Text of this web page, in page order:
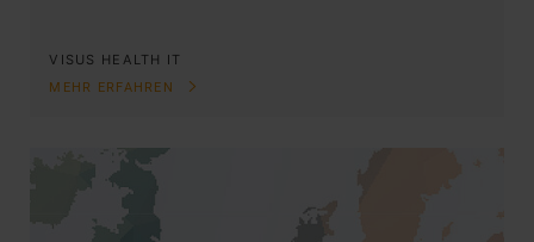
VISUS HEALTH IT
MEHR ERFAHREN